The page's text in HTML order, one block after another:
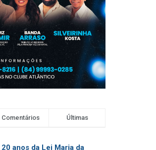
Comentários Últimas
20 anos da Lei Maria da